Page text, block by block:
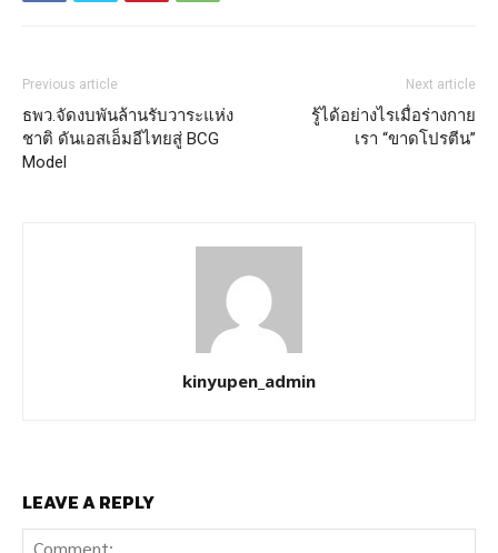
Previous article
ธพว.จัดงบพันล้านรับวาระแห่ง
ชาติ ดันเอสเอ็มอีไทยสู่ BCG
Model
Next article
รู้ได้อย่างไรเมื่อร่างกาย
เรา “ขาดโปรตีน”
kinyupen_admin
LEAVE A REPLY